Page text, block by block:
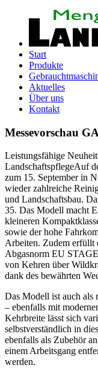
Start
Produkte
Aktuelles
Über uns
Kontakt
Messevorschau
Leistungsfähige
LandschaftspflegeAuf
zum 15. September in
wieder zahlreiche
und Landschaftsbau.
35. Das Modell macht
kleineren
sowie der hohe
Arbeiten. Zudem erfüllt
Abgasnorm EU
von Kehren über
dank des bewährten
Das Modell ist auch als
– ebenfalls mit
Kehrbreite lässt sich
selbstverständlich in
ebenfalls als Zubehör
einem Arbeitsgang
werden.